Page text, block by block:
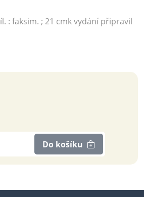
: faksim. ; 21 cmk vydání připravil
Do košíku